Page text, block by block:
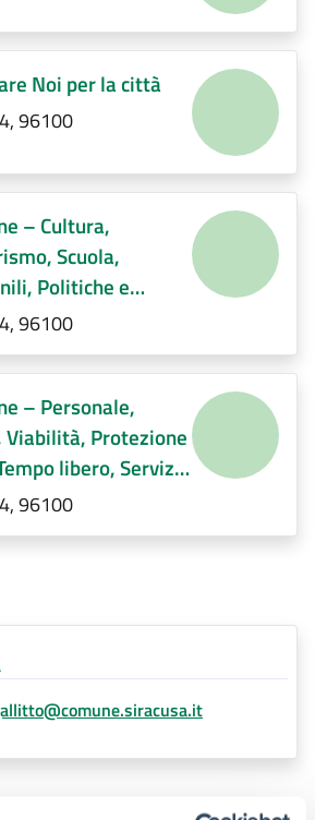
Noi per la città
96100
– Cultura,
Scuola,
Politiche e
opportunità e
di
96100
– Personale,
Viabilità, Protezione
libero, Servizi
partecipate,
Regolamenti di
96100